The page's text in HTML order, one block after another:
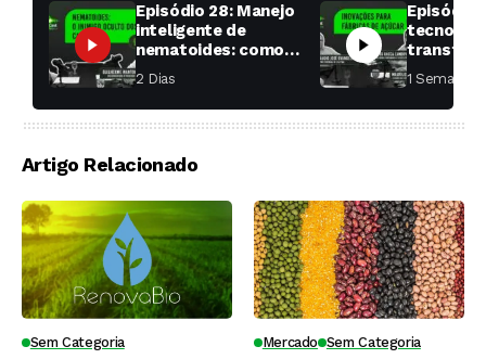
Episódio 28: Manejo
inteligente de
nematoides: como
aumentar a
produtividade das
soqueiras?
2 Dias ⁮
Episódio
fábricas
1 Semana ⁮
Artigo Relacionado
Sem Categoria Mercado Sem Categoria